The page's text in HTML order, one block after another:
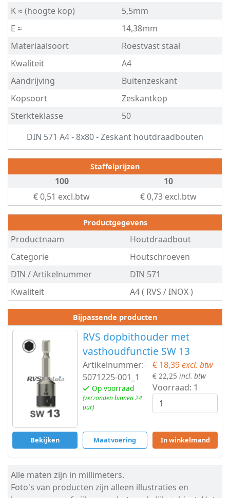
Oogbout-
Schroefduim
Schroefhaak
Schroefoog
Spenglerschroef
Gevelschroef
Stokschroef
en
acc.
HPL
-
schroef
Vlonderschroef
Teakdekschroef
Plaatschroeven
Spaanplaat
schroeven
Pennen
&
Borgingen
Keilankers
DIN 571 A4 - 8x80 - Zeskant houtdraadbouten
K ≈ (hoogte kop)
5,5mm
E ≈
14,38mm
Materiaalsoort
Roestvast staal
Kwaliteit
A4
Aandrijving
Buitenzeskant
Kopsoort
Zeskantkop
Sterkteklasse
50
Staffelprijzen
100
10
€ 0,51 excl.btw
€ 0,73 excl.btw
Productgegevens
Productnaam
Houtdraadbout
Categorie
Houtschroeven
DIN / Artikelnummer
DIN 571
Kwaliteit
A4 ( RVS / INOX )
Bijpassende producten
RVS dopbithouder met
vasthoudfunctie SW 13
Artikelnummer:
5071225-001_1
Op voorraad
(verzonden binnen 24
uur)
€ 18,39excl. btw
€ 22,25 incl. btw
Voorraad: 1
Bekijken Maatvoering In winkelmand
Alle maten zijn in millimeters.
Foto's van producten zijn alleen illustraties en